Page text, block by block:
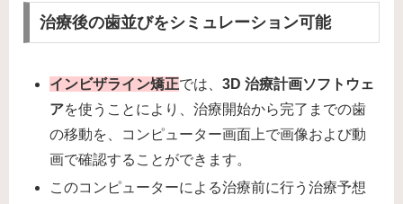
治療後の歯並びをシミュレーション可能
インビザライン矯正では、3D 治療計画ソフトウェ
アを使うことにより、治療開始から完了までの歯
の移動を、コンピューター画面上で画像および動
画で確認することができます。
このコンピューターによる治療前に行う治療予想